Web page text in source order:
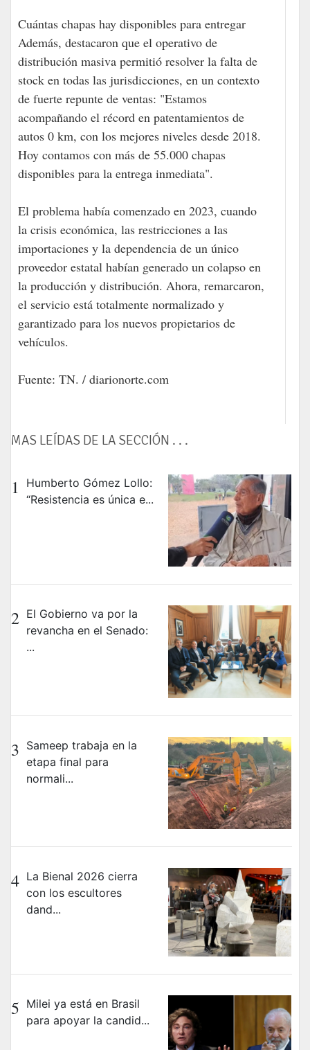
Cuántas chapas hay disponibles para entregar
Además, destacaron que el operativo de
distribución masiva permitió resolver la falta de
stock en todas las jurisdicciones, en un contexto
de fuerte repunte de ventas: "Estamos
acompañando el récord en patentamientos de
autos 0 km, con los mejores niveles desde 2018.
Hoy contamos con más de 55.000 chapas
disponibles para la entrega inmediata".
El problema había comenzado en 2023, cuando
la crisis económica, las restricciones a las
importaciones y la dependencia de un único
proveedor estatal habían generado un colapso en
la producción y distribución. Ahora, remarcaron,
el servicio está totalmente normalizado y
garantizado para los nuevos propietarios de
vehículos.
Fuente: TN. / diarionorte.com
MAS LEÍDAS DE LA SECCIÓN . . .
1
Humberto Gómez Lollo:
“Resistencia es única e...
2 El Gobierno va por la
revancha en el Senado:
...
3 Sameep trabaja en la
etapa final para
normali...
4 La Bienal 2026 cierra
con los escultores
dand...
5 Milei ya está en Brasil
para apoyar la candid...